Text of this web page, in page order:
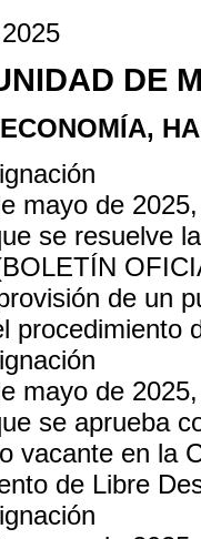
DE
mayo de
se resuelve
de un
procedimiento
mayo de
se aprueba
vacante en la
de Libre